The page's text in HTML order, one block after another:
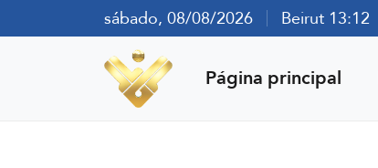
sábado, 08/08/2026 Beirut 13:12
Página principal